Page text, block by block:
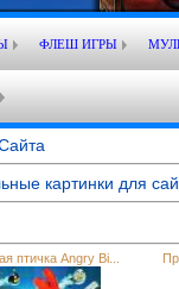
ФЛЕШ ИГРЫ
картинки для
птичка Angry Bi...